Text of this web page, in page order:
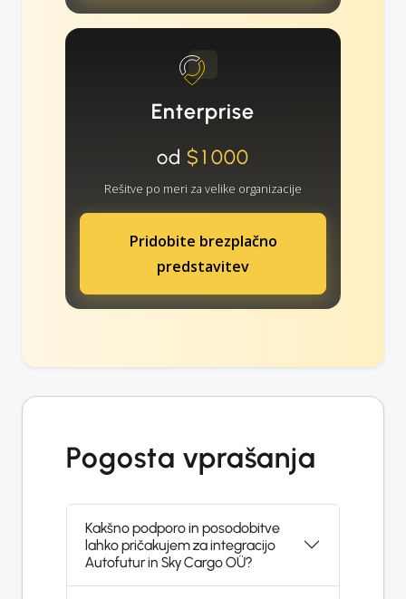
Enterprise
od $1000
Rešitve po meri za velike organizacije
Pridobite brezplačno
predstavitev
Pogosta vprašanja
Kakšno podporo in posodobitve
lahko pričakujem za integracijo
Autofutur in Sky Cargo OÜ?